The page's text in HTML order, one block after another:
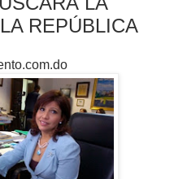
REPÚBLICA